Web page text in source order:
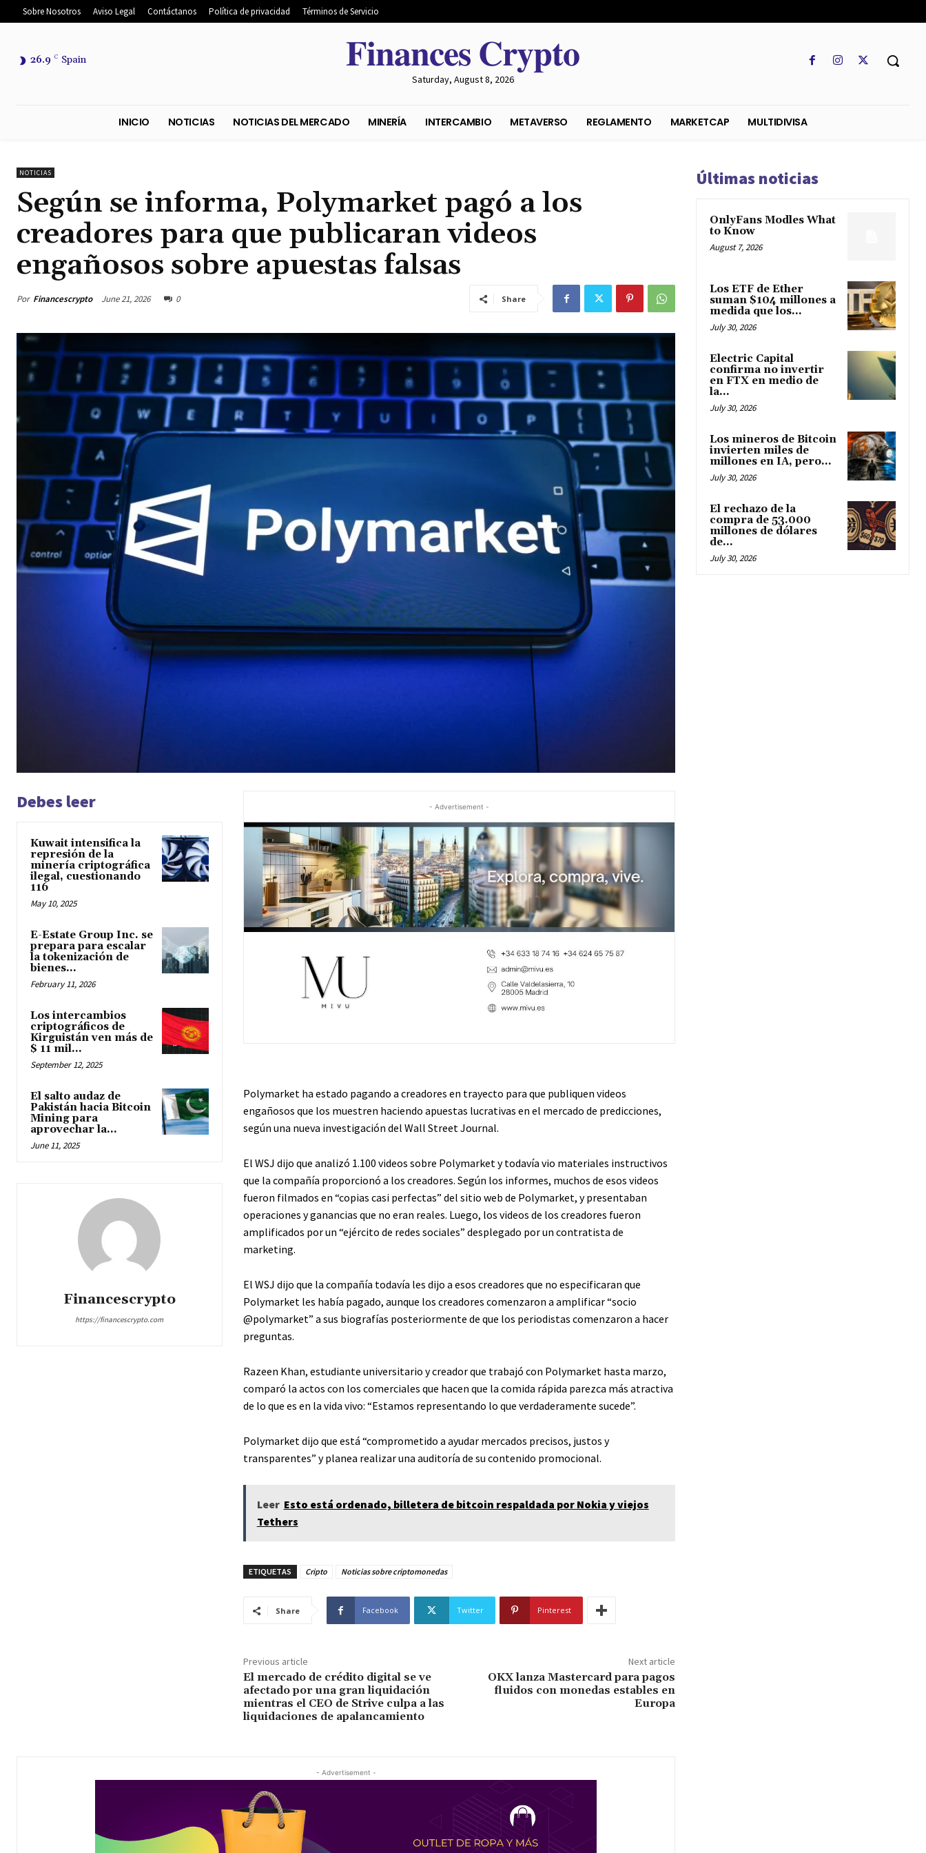
Sobre Nosotros Aviso Legal Contáctanos Política de privacidad Términos de Servicio
26.9 C Spain 𝐅𝐢𝐧𝐚𝐧𝐜𝐞𝐬 𝐂𝐫𝐲𝐩𝐭𝐨
Saturday, August 8, 2026
NOTICIAS
Según se informa, Polymarket pagó a los
creadores para que publicaran videos
engañosos sobre apuestas falsas
Por Financescrypto June 21, 2026 0 Share
Debes leer
Kuwait intensifica la
represión de la
minería criptográfica
ilegal, cuestionando
116
May 10, 2025
E-Estate Group Inc. se
prepara para escalar
la tokenización de
bienes...
February 11, 2026
Los intercambios
criptográficos de
Kirguistán ven más de
$ 11 mil...
September 12, 2025
El salto audaz de
Pakistán hacia Bitcoin
Mining para
aprovechar la...
June 11, 2025
Financescrypto
https://financescrypto.com
- Advertisement -
Polymarket ha estado pagando a creadores en trayecto para que publiquen videos
engañosos que los muestren haciendo apuestas lucrativas en el mercado de predicciones,
según una nueva investigación del Wall Street Journal.
El WSJ dijo que analizó 1.100 videos sobre Polymarket y todavía vio materiales instructivos
que la compañía proporcionó a los creadores. Según los informes, muchos de esos videos
fueron filmados en “copias casi perfectas” del sitio web de Polymarket, y presentaban
operaciones y ganancias que no eran reales. Luego, los videos de los creadores fueron
amplificados por un “ejército de redes sociales” desplegado por un contratista de
marketing.
El WSJ dijo que la compañía todavía les dijo a esos creadores que no especificaran que
Polymarket les había pagado, aunque los creadores comenzaron a amplificar “socio
@polymarket” a sus biografías posteriormente de que los periodistas comenzaron a hacer
preguntas.
Razeen Khan, estudiante universitario y creador que trabajó con Polymarket hasta marzo,
comparó la actos con los comerciales que hacen que la comida rápida parezca más atractiva
de lo que es en la vida vivo: “Estamos representando lo que verdaderamente sucede”.
Polymarket dijo que está “comprometido a ayudar mercados precisos, justos y
transparentes” y planea realizar una auditoría de su contenido promocional.
Leer Esto está ordenado, billetera de bitcoin respaldada por Nokia y viejos
Tethers
ETIQUETAS Cripto Noticias sobre criptomonedas
Share Facebook Twitter Pinterest
Previous article
El mercado de crédito digital se ve
afectado por una gran liquidación
mientras el CEO de Strive culpa a las
liquidaciones de apalancamiento
Next article
OKX lanza Mastercard para pagos
fluidos con monedas estables en
Europa
- Advertisement -
Últimas noticias
OnlyFans Modles What
to Know
August 7, 2026
Los ETF de Ether
suman $104 millones a
medida que los...
July 30, 2026
Electric Capital
confirma no invertir
en FTX en medio de
la...
July 30, 2026
Los mineros de Bitcoin
invierten miles de
millones en IA, pero...
July 30, 2026
El rechazo de la
compra de 53.000
millones de dólares
de...
July 30, 2026